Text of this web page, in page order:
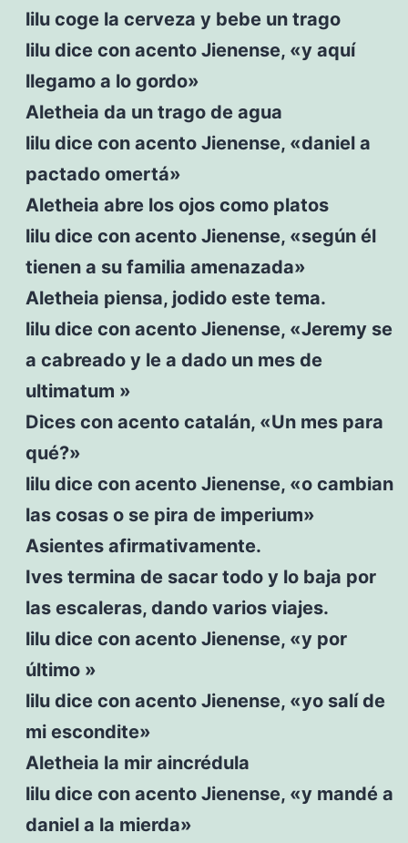
lilu coge la cerveza y bebe un trago
lilu dice con acento Jienense, «y aquí
llegamo a lo gordo»
Aletheia da un trago de agua
lilu dice con acento Jienense, «daniel a
pactado omertá»
Aletheia abre los ojos como platos
lilu dice con acento Jienense, «según él
tienen a su familia amenazada»
Aletheia piensa, jodido este tema.
lilu dice con acento Jienense, «Jeremy se
a cabreado y le a dado un mes de
ultimatum »
Dices con acento catalán, «Un mes para
qué?»
lilu dice con acento Jienense, «o cambian
las cosas o se pira de imperium»
Asientes afirmativamente.
Ives termina de sacar todo y lo baja por
las escaleras, dando varios viajes.
lilu dice con acento Jienense, «y por
último »
lilu dice con acento Jienense, «yo salí de
mi escondite»
Aletheia la mir aincrédula
lilu dice con acento Jienense, «y mandé a
daniel a la mierda»